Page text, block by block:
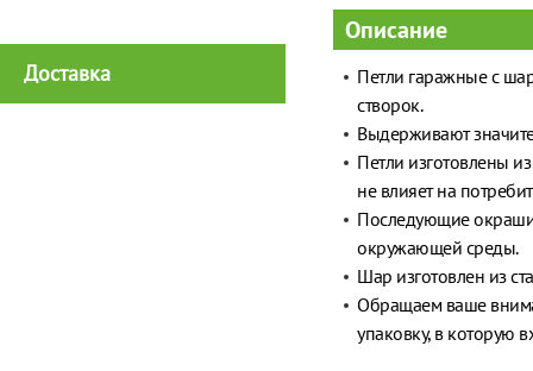
Доставка
Описание
Петли гаражные с
створок.
Выдерживают
Петли изготовлены
не влияет на
Последующие
окружающей среды.
Шар изготовлен из
Обращаем ваше
упаковку, в которую